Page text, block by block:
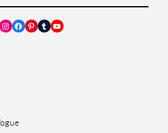
Instagram
Facebook
Pinterest
TumblrYouTube